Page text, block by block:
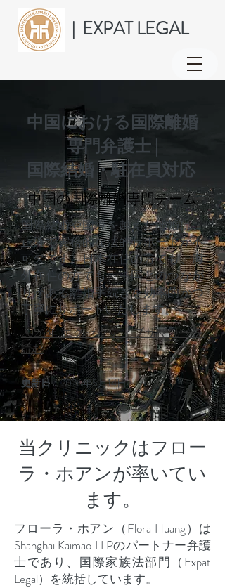
| EXPAT LEGAL
中国における国際離婚
専門弁護士 |
国際結婚・駐在員対応
中国の国際離婚専門チーム
国際結婚や国境を越えた離婚は、
正確で実務的な法的サポートが不
可欠です。日本在住の方でも、海
外在住の方でも、中国とのつなが
りがある離婚手続きを効率的かつ
丁寧にサポートいたします。
2026年 エグゼクティブサマリーを
読む→
更新日：2026年5月14日
当クリニックはフロー
ラ・ホアンが率いてい
ます。
フローラ・ホアン（Flora Huang）は
Shanghai Kaimao LLPのパートナー弁護
士であり、国際家族法部門（Expat
Legal）を統括しています。